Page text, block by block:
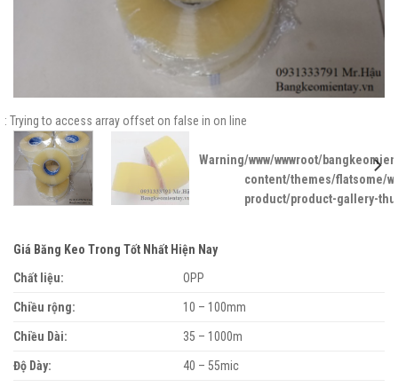
: Trying to access array offset on false in on line
Warning/www/wwwroot/
content/themes/flatsome/
product/product-gallery-
Giá Băng Keo Trong Tốt Nhất Hiện Nay
Chất liệu:
OPP
Chiều rộng: 10 – 100mm
Chiều Dài: 35 – 1000m
Độ Dày: 40 – 55mic